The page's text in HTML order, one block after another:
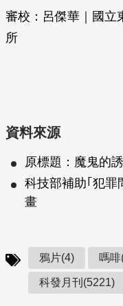
審校：呂傑華｜國立
所
資料來源
原標題：魔鬼的
科技部補助｢犯罪
畫
鴉片(4) 嗎啡
科發月刊(5221)